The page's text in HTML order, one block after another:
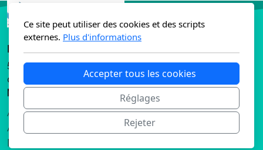
BAL ENERGIES
53 rue du 1er septembre 1994
01160 PONT D'AIN
Menu principal
Accueil
À propos de
Notre savoir faire
Ce site peut utiliser des cookies et des scripts
externes. Plus d'informations
Accepter tous les cookies
Réglages
Rejeter